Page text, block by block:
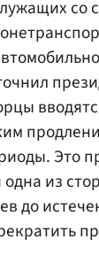
со
Это
из
до